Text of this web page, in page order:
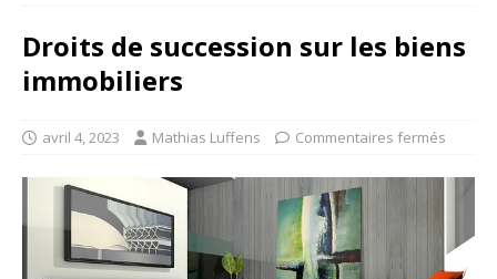
Droits de succession sur les biens
immobiliers
avril 4, 2023 Mathias Luffens Commentaires fermés